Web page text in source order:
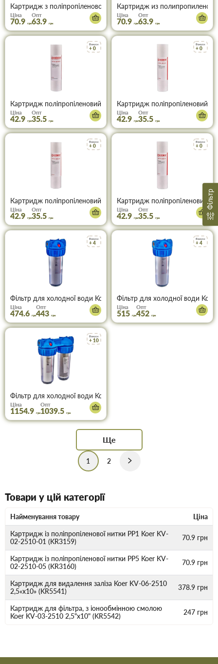
Картридж з поліпропіленової нитки PP10 Koer KV-02-2510-10
Ціна
70.9 грн
Опт
63.9 грн
Картридж из
Ціна
70.9 грн
Опт
63.9 грн
Бонуси
+ 0
Картридж поліпропіленовий PP1 Koer KV-01-2510-01 (KR3155)
Ціна
42.9 грн
Опт
35.5 грн
Бонуси
+ 0
Картридж поліпропіленовий
Ціна
42.9 грн
Опт
35.5 грн
Бонуси
+ 0
Картридж поліпропіленовий PP20 Koer KV-01-2510-20 (KR3158)
Ціна
42.9 грн
Опт
35.5 грн
Бонуси
+ 0
Картридж поліпропіленовий
Ціна
42.9 грн
Опт
35.5 грн
Бонуси
+ 4
Фільтр для холодної води Koer KV-24-1/2 (колба 3-х складова,
Ціна
474.6 грн
Опт
443 грн
Бонуси
+ 4
Фільтр для холодної води
Ціна
515 грн
Опт
452 грн
Бонуси
+ 10
Фільтр для холодної води Koer KV-25-1/2 (2 колби, 8 атм. 1/2")
Ціна
1154.9 грн
Опт
1039.5 грн
Ще
1 2
Фільтр
Товари у цій категорії
Найменування товару Ціна
Картридж із поліпропіленової нитки PP1 Koer KV-
02-2510-01 (KR3159)
70.9 грн
Картридж із поліпропіленової нитки PP5 Koer KV-
02-2510-05 (KR3160)
70.9 грн
Картридж для видалення заліза Koer KV-06-2510
2,5«x10» (KR5541)
378.9 грн
Картридж для фільтра, з іонообмінною смолою
Koer KV-03-2510 2,5"x10" (KR5542)
247 грн